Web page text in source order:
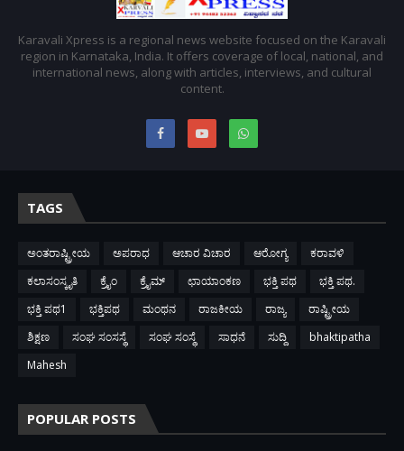
Karavali Xpress is a regional news website focused on the Karavali
region in Karnataka, India. It offers coverage of local, national, and
international news, along with articles, interviews, and cultural
content.
TAGS
ಅಂತರಾಷ್ಟ್ರೀಯ ಅಪರಾಧ ಆಚಾರ ವಿಚಾರ ಆರೋಗ್ಯ
ಕರಾವಳಿ
ಕಲಾಸಂಸ್ಕೃತಿ
ಕ್ರೈಂ ಕ್ರೈಮ್ ಛಾಯಾಂಕಣ ಭಕ್ತಿ ಪಥ
ಭಕ್ತಿ ಪಥ.
ಭಕ್ತಿ ಪಥ1
ಭಕ್ತಿಪಥ ಮಂಥನ ರಾಜಕೀಯ ರಾಜ್ಯ
ರಾಷ್ಟ್ರೀಯ
ಶಿಕ್ಷಣ
ಸಂಘ ಸಂಸಸ್ಥೆ ಸಂಘ ಸಂಸ್ಥೆ ಸಾಧನೆ ಸುದ್ದಿ
bhaktipatha
Mahesh
POPULAR POSTS